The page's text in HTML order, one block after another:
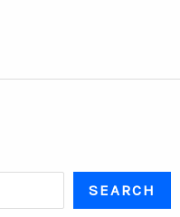
SEARCH